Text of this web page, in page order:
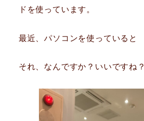
ドを使っています。
最近、パソコンを使っていると
それ、なんですか？いいですね？